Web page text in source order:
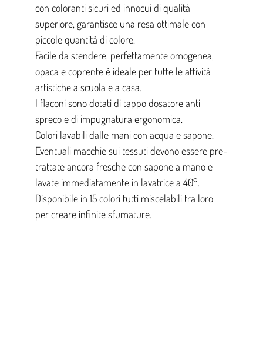
con coloranti sicuri ed innocui di qualità
superiore, garantisce una resa ottimale con
piccole quantità di colore.
Facile da stendere, perfettamente omogenea,
opaca e coprente è ideale per tutte le attività
artistiche a scuola e a casa.
I flaconi sono dotati di tappo dosatore anti
spreco e di impugnatura ergonomica.
Colori lavabili dalle mani con acqua e sapone.
Eventuali macchie sui tessuti devono essere pre-
trattate ancora fresche con sapone a mano e
lavate immediatamente in lavatrice a 40°.
Disponibile in 15 colori tutti miscelabili tra loro
per creare infinite sfumature.